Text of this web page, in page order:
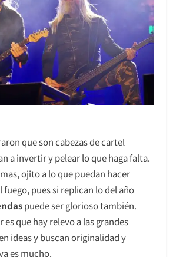
que son cabezas de cartel
a invertir y pelear lo que haga falta.
ojito a lo que puedan hacer
fuego, pues si replican lo del año
puede ser glorioso también.
que hay relevo a las grandes
ideas y buscan originalidad y
es mucho.